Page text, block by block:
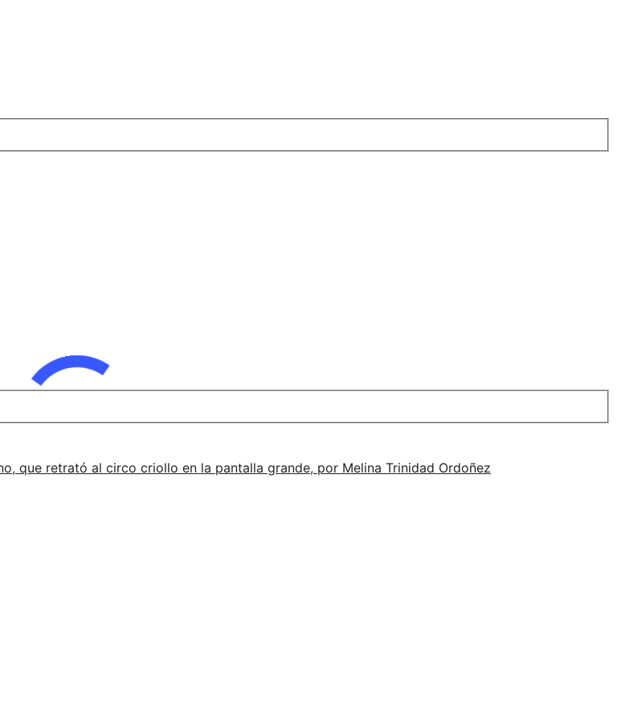
que retrató al circo criollo en la pantalla grande, por Melina Trinidad Ordoñez